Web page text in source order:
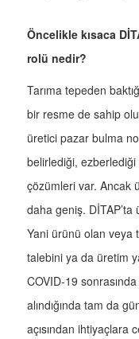
Öncelikle kısaca
rolü nedir?
Tarıma tepeden
bir resme de sahip
üretici pazar bulma
belirlediği, ezberlediği
çözümleri var. Ancak
daha geniş.
Yani ürünü olan veya
talebini ya da üretim
COVID-19
alındığında tam da
açısından ihtiyaçlara